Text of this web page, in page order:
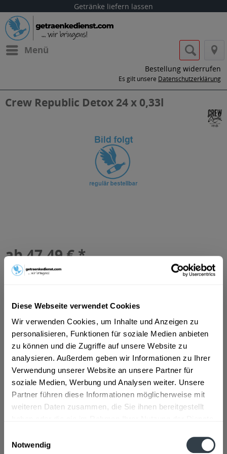
Diese Webseite verwendet Cookies
Wir verwenden Cookies, um Inhalte und Anzeigen zu
personalisieren, Funktionen für soziale Medien anbieten
zu können und die Zugriffe auf unsere Website zu
analysieren. Außerdem geben wir Informationen zu Ihrer
Verwendung unserer Website an unsere Partner für
soziale Medien, Werbung und Analysen weiter. Unsere
Partner führen diese Informationen möglicherweise mit
weiteren Daten zusammen, die Sie ihnen bereitgestellt
Notwendig
Getränke liefern lassen
Menü
Bestellung widerrufen
Es gilt unsere Datenschutzerklärung
Crew Republic Detox 24 x 0,33l
ab 47,49 € *
Inhalt:7.92 Liter (6,00 € * / 1 Liter)
inkl. MwSt.ggf. zzgl. Erschwerniszuschlag
MEHRWEG
Warenkorb
Artikel-Nr.:
24068
Verfügbar in:
Beschreibung
mehr